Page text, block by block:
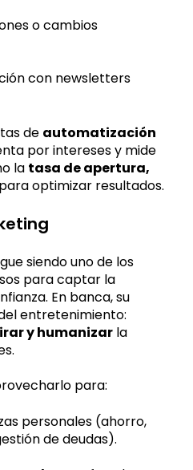
o cambios
con newsletters
de automatización
por intereses y mide
la tasa de apertura,
para optimizar resultados.
siendo uno de los
para captar la
En banca, su
entretenimiento:
y humanizar la
para:
personales (ahorro,
de deudas).